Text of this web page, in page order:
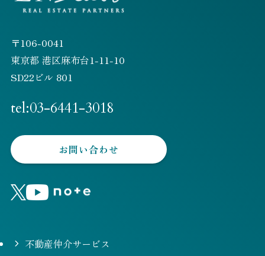
〒106-0041
東京都 港区麻布台1-11-10
SD22ビル 801
tel:03-6441-3018
お問い合わせ
不動産仲介サービス